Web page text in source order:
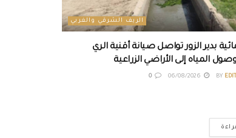
الريف الشرقي والغربي
بدير الزور تواصل صيانة أقنية الري
المياه إلى الأراضي الزراعية
BY
0